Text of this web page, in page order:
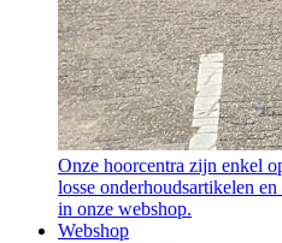
Onze hoorcentra zijn enkel
losse onderhoudsartikelen
in onze webshop.
Webshop